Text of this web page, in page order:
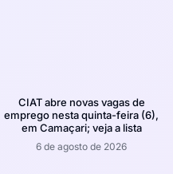
CIAT abre novas vagas de
emprego nesta quinta-feira (6),
em Camaçari; veja a lista
6 de agosto de 2026